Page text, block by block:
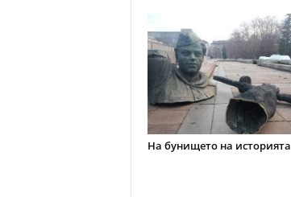
На бунището на историята